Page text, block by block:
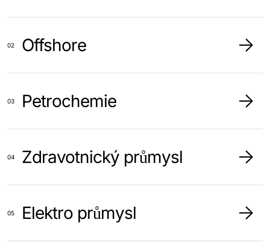
Offshore
Petrochemie
Zdravotnický průmysl
Elektro průmysl